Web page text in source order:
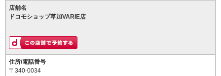
店舗名
ドコモショップ草加VARIE店
住所/電話番号
〒340-0034